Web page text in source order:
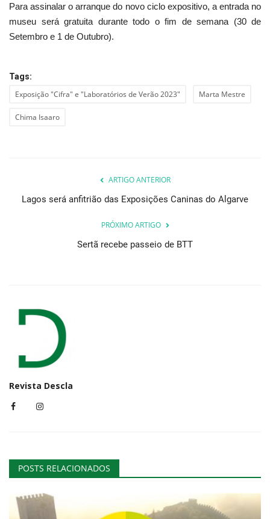
Para assinalar o arranque do novo ciclo expositivo, a entrada no
museu será gratuita durante todo o fim de semana (30 de
Setembro e 1 de Outubro).
Tags:
Exposição "Cifra" e "Laboratórios de Verão 2023" Marta Mestre
Chima Isaaro
ARTIGO ANTERIOR
Lagos será anfitrião das Exposições Caninas do Algarve
PRÓXIMO ARTIGO
Sertã recebe passeio de BTT
Revista Descla
POSTS RELACIONADOS